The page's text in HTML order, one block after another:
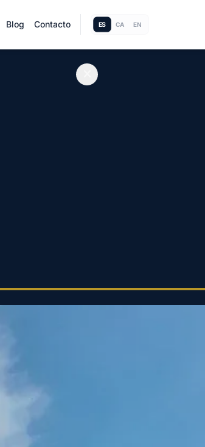
Blog Contacto ES CA EN